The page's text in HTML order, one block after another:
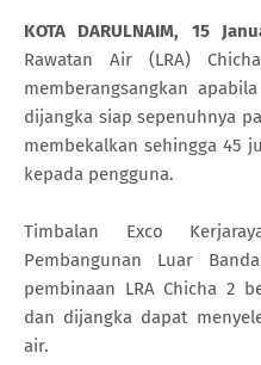
KOTA DARULNAIM, 15
Rawatan Air (LRA)
memberangsangkan
dijangka siap sepenuhnya
membekalkan sehingga 45
kepada pengguna.
Timbalan Exco
Pembangunan Luar
pembinaan LRA Chicha 2
dan dijangka dapat
air.